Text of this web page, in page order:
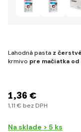
Lahodná pasta z
krmivo pre mačiatka
1,36 €
1,11 € bez DPH
Na sklade > 5 ks